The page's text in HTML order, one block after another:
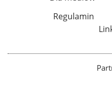
Regulamin